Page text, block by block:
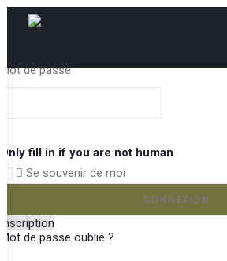
Identifiant ou e-mail
Mot de passe
Only fill in if you are not human
Se souvenir de moi
Inscription
Mot de passe oublié ?